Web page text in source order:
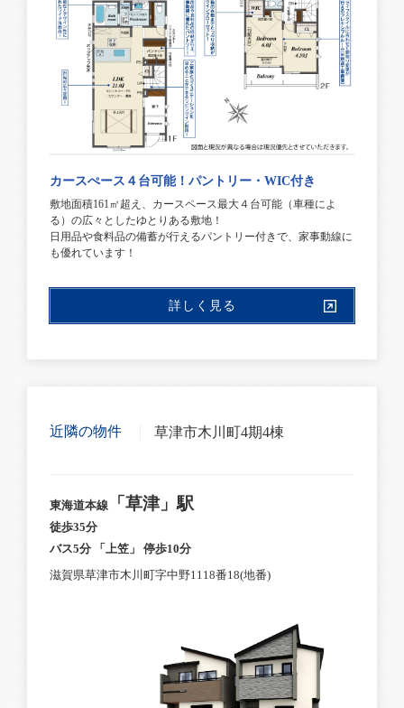
カースぺース４台可能！パントリー・WIC付き
敷地面積161㎡超え、カースペース最大４台可能（車種によ
る）の広々としたゆとりある敷地！
日用品や食料品の備蓄が行えるパントリー付きで、家事動線に
も優れています！
詳しく見る
近隣の物件 草津市木川町4期4棟
東海道本線 「草津」駅
徒歩35分
バス5分 「上笠」 停歩10分
滋賀県草津市木川町字中野1118番18(地番)